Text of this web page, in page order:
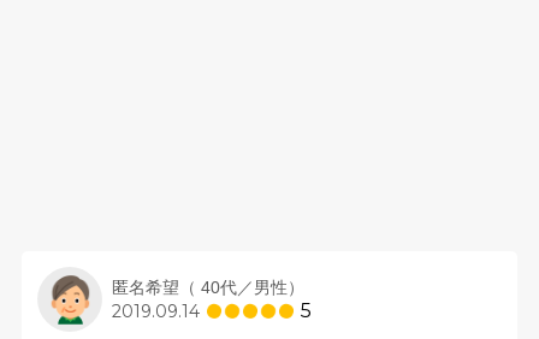
匿名希望（ 40代／男性）
2019.09.14 5